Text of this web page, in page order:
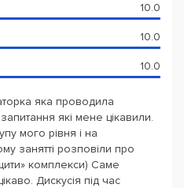
10.0
10.0
10.0
яка проводила
запитання які мене цікавили.
мого рівня і на
занятті розповіли про
комплекси) Саме
Дискусія під час